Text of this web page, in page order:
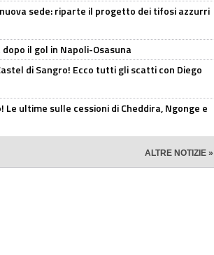
sede: riparte il progetto dei tifosi azzurri
il gol in Napoli-Osasuna
di Sangro! Ecco tutti gli scatti con Diego
ultime sulle cessioni di Cheddira, Ngonge e
ALTRE NOTIZIE »